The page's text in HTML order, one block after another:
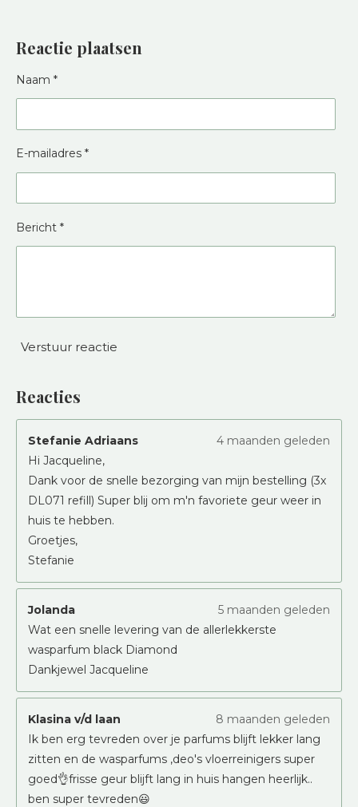
Reactie plaatsen
Naam *
E-mailadres *
Bericht *
Verstuur reactie
Reacties
Stefanie Adriaans
4 maanden geleden
Hi Jacqueline,
Dank voor de snelle bezorging van mijn bestelling (3x
DL071 refill) Super blij om m'n favoriete geur weer in
huis te hebben.
Groetjes,
Stefanie
Jolanda
5 maanden geleden
Wat een snelle levering van de allerlekkerste
wasparfum black Diamond
Dankjewel Jacqueline
Klasina v/d laan
8 maanden geleden
Ik ben erg tevreden over je parfums blijft lekker lang
zitten en de wasparfums ,deo's vloerreinigers super
goed👌frisse geur blijft lang in huis hangen heerlijk..
ben super tevreden😃